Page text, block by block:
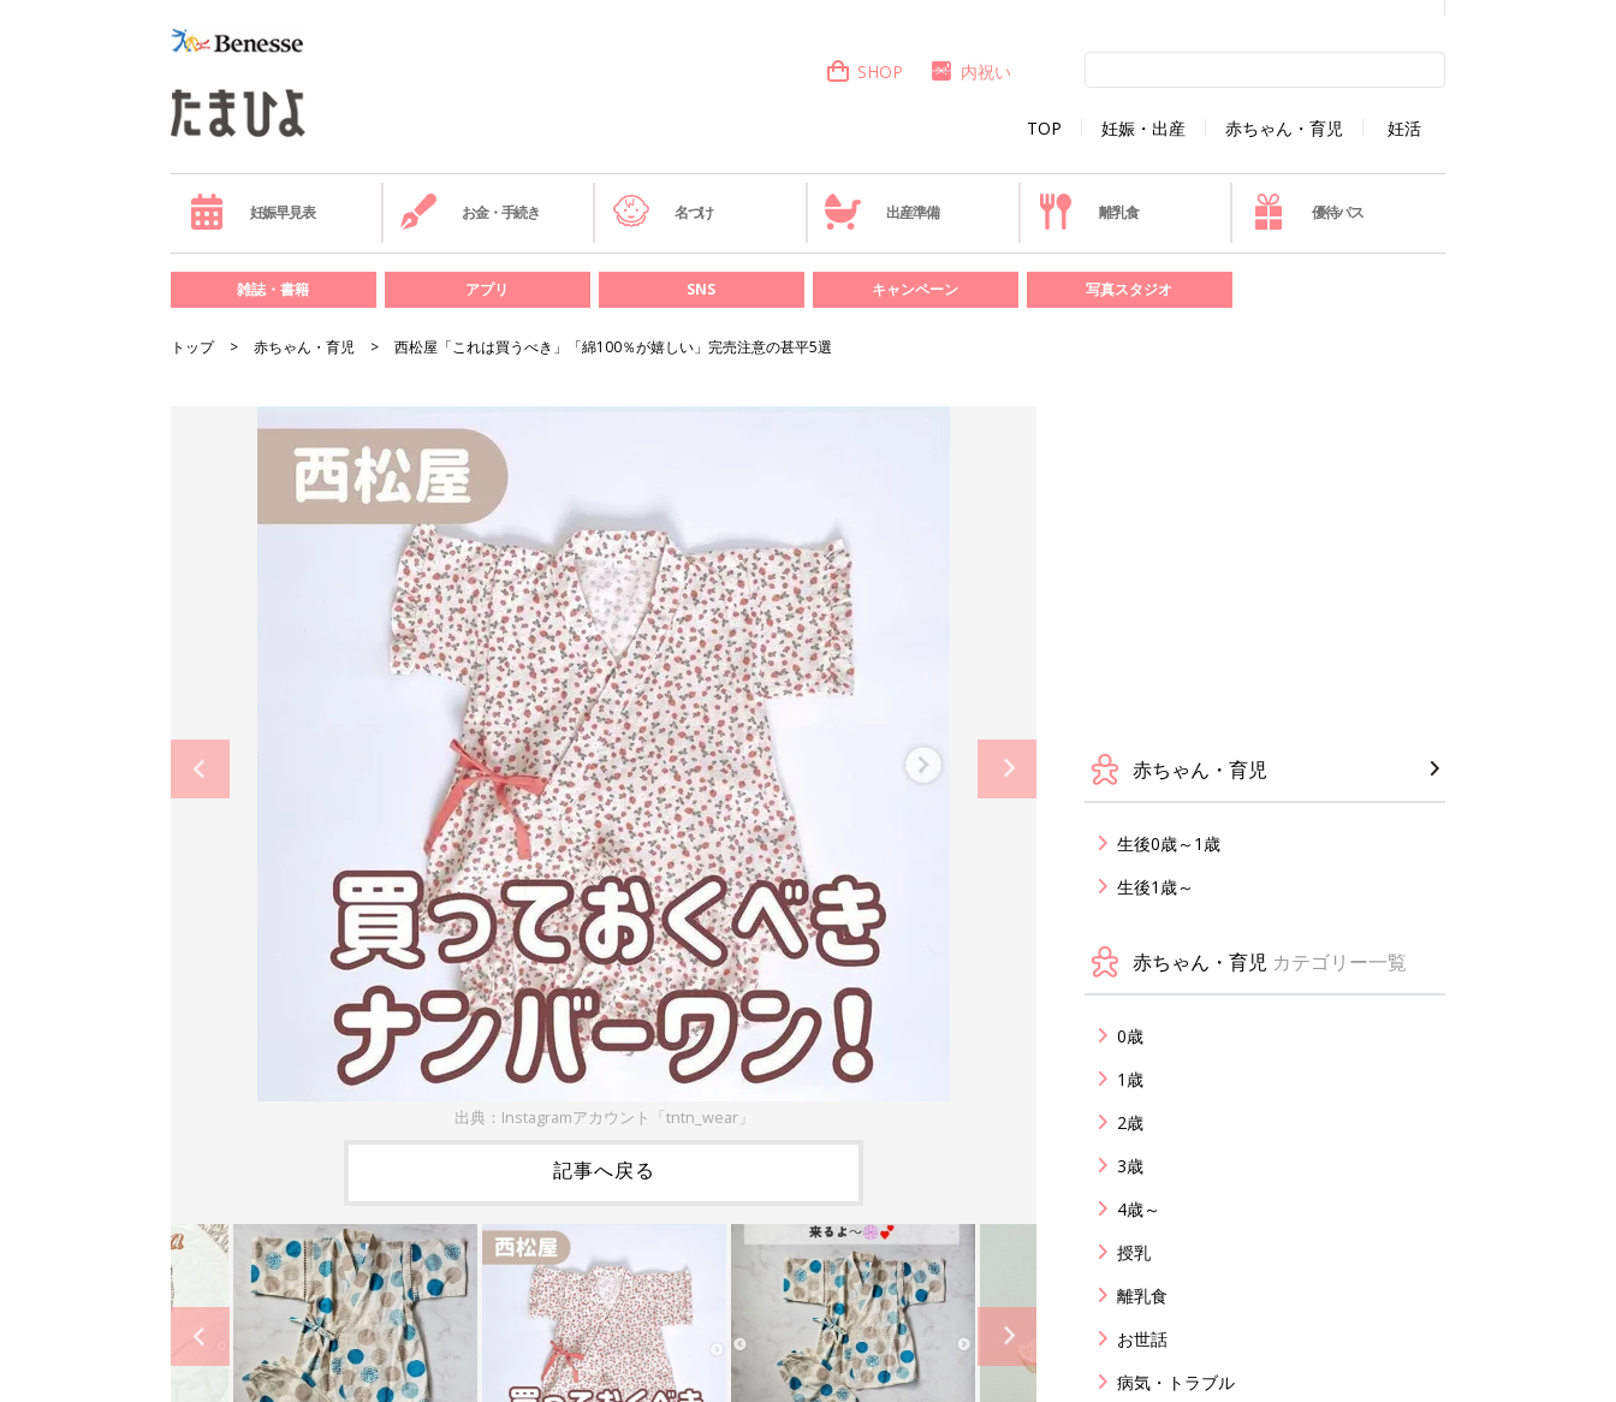
TOP 妊娠・出産 赤ちゃん・育児 妊活
SHOP 内祝い
妊娠早見表 お金・手続き 名づけ 出産準備 離乳食 優待パス
雑誌・書籍 アプリ SNS キャンペーン 写真スタジオ
トップ 赤ちゃん・育児 西松屋「これは買うべき」「綿100％が嬉しい」完売注意の甚平5選
出典：Instagramアカウント「tntn_wear」
記事へ戻る
赤ちゃん・育児
生後0歳～1歳
生後1歳～
赤ちゃん・育児 カテゴリー一覧
0歳
1歳
2歳
3歳
4歳～
授乳
離乳食
お世話
病気・トラブル